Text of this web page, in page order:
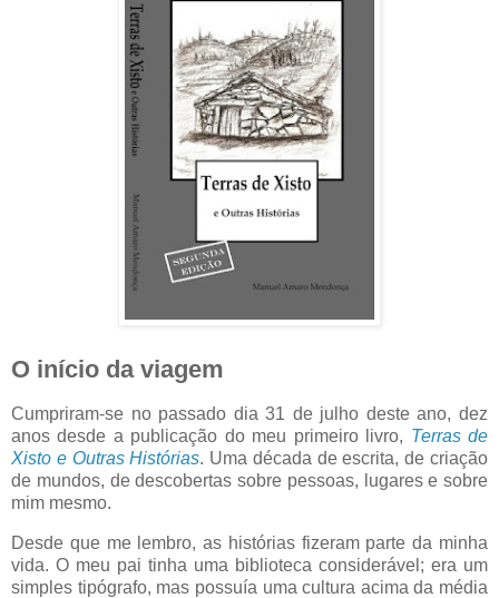
O início da viagem
Cumpriram-se no passado dia 31 de julho deste ano, dez
anos desde a publicação do meu primeiro livro, Terras de
Xisto e Outras Histórias. Uma década de escrita, de criação
de mundos, de descobertas sobre pessoas, lugares e sobre
mim mesmo.
Desde que me lembro, as histórias fizeram parte da minha
vida. O meu pai tinha uma biblioteca considerável; era um
simples tipógrafo, mas possuía uma cultura acima da média